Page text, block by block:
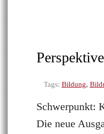
Tags: Bildung,
Schwerpunkt:
Die neue